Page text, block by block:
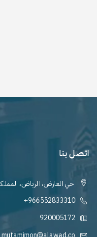
اتصل بنا
حي العارض، الرياض،
+966552833310
920005172